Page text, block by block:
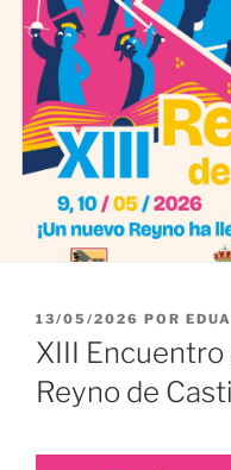
PUBLICADO
EL
13/05/2026 POR
XIII
Reyno de